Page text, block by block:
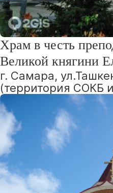
Храм в честь
Великой княгини
г. Самара,
(территория СОКБ